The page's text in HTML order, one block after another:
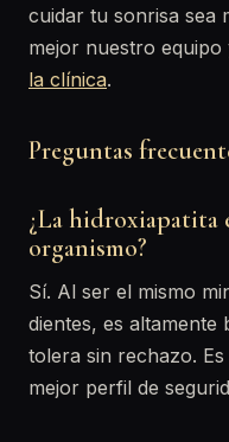
cuidar tu sonrisa sea
mejor nuestro
la clínica.
Preguntas
¿La hidroxiapatita
organismo?
Sí. Al ser el mismo
dientes, es
tolera sin rechazo.
mejor perfil de